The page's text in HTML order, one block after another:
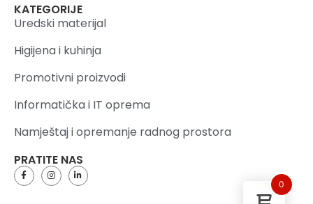
KATEGORIJE
Uredski materijal
Higijena i kuhinja
Promotivni proizvodi
Informatička i IT oprema
Namještaj i opremanje radnog prostora
PRATITE NAS
0